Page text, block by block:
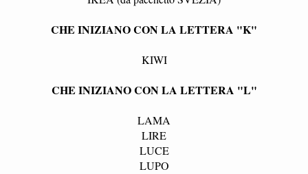
CHE INIZIANO CON LA LETTERA "K"
KIWI
CHE INIZIANO CON LA LETTERA "L"
LAMA
LIRE
LUCE
LUPO